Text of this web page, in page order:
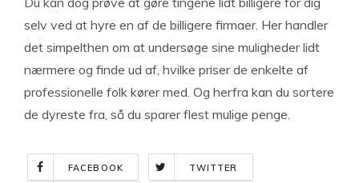
selv ved at hyre en af de billigere firmaer. Her handler
det simpelthen om at undersøge sine muligheder lidt
nærmere og finde ud af, hvilke priser de enkelte af
professionelle folk kører med. Og herfra kan du sortere
de dyreste fra, så du sparer flest mulige penge.
FACEBOOK TWITTER